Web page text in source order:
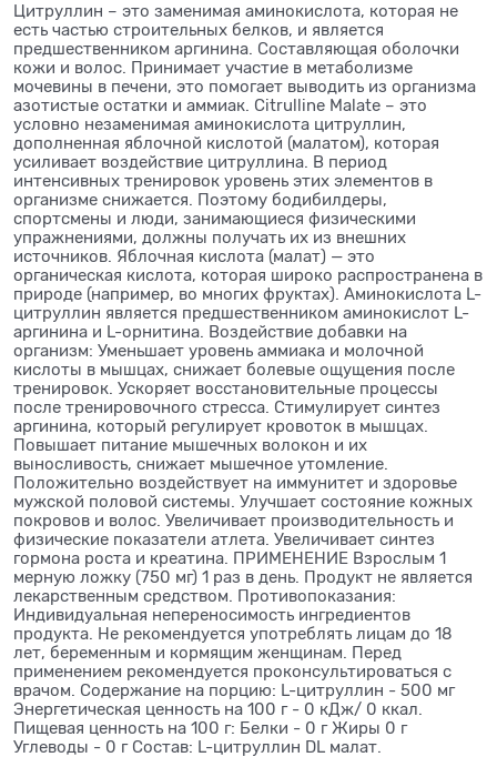
Цитруллин – это заменимая аминокислота, которая не
есть частью строительных белков, и является
предшественником аргинина. Составляющая оболочки
кожи и волос. Принимает участие в метаболизме
мочевины в печени, это помогает выводить из организма
азотистые остатки и аммиак. Citrulline Malate – это
условно незаменимая аминокислота цитруллин,
дополненная яблочной кислотой (малатом), которая
усиливает воздействие цитруллина. В период
интенсивных тренировок уровень этих элементов в
организме снижается. Поэтому бодибилдеры,
спортсмены и люди, занимающиеся физическими
упражнениями, должны получать их из внешних
источников. Яблочная кислота (малат) — это
органическая кислота, которая широко распространена в
природе (например, во многих фруктах). Аминокислота L-
цитруллин является предшественником аминокислот L-
аргинина и L-орнитина. Воздействие добавки на
организм: Уменьшает уровень аммиака и молочной
кислоты в мышцах, снижает болевые ощущения после
тренировок. Ускоряет восстановительные процессы
после тренировочного стресса. Стимулирует синтез
аргинина, который регулирует кровоток в мышцах.
Повышает питание мышечных волокон и их
выносливость, снижает мышечное утомление.
Положительно воздействует на иммунитет и здоровье
мужской половой системы. Улучшает состояние кожных
покровов и волос. Увеличивает производительность и
физические показатели атлета. Увеличивает синтез
гормона роста и креатина. ПРИМЕНЕНИЕ Взрослым 1
мерную ложку (750 мг) 1 раз в день. Продукт не является
лекарственным средством. Противопоказания:
Индивидуальная непереносимость ингредиентов
продукта. Не рекомендуется употреблять лицам до 18
лет, беременным и кормящим женщинам. Перед
применением рекомендуется проконсультироваться с
врачом. Содержание на порцию: L-цитруллин - 500 мг
Энергетическая ценность на 100 г - 0 кДж/ 0 ккал.
Пищевая ценность на 100 г: Белки - 0 г Жиры 0 г
Углеводы - 0 г Состав: L-цитруллин DL малат.